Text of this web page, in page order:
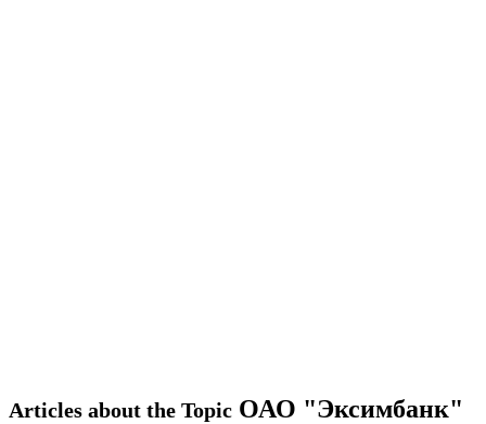
Articles about the Topic ОАО "Эксимбанк"